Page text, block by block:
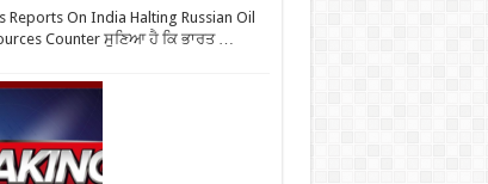
Reports On India Halting Russian Oil
Counter ਸੁਣਿਆ ਹੈ ਕਿ ਭਾਰਤ …